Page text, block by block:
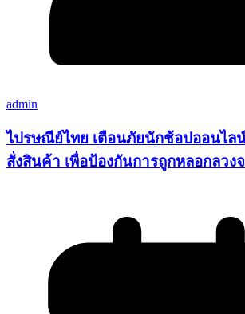
admin
ไปรษณีย์ไทย เตือนภัยนักช้อปออนไล
สั่งสินค้า เพื่อป้องกันการถูกหลอกลว